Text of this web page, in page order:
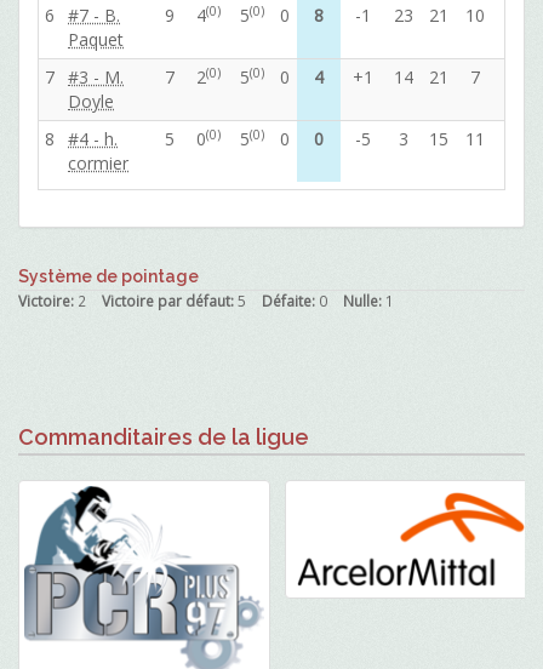
6
#7 - B.
Paquet
9 4(0) 5(0) 0 8 -1 23 21 10
7 #3 - M.
Doyle
7 2(0) 5(0) 0 4 +1 14 21 7
8
#4 - h.
cormier
5 0(0) 5(0) 0 0 -5 3 15 11
Système de pointage
Victoire: 2 Victoire par défaut:5 Défaite: 0 Nulle: 1
Commanditaires de la ligue